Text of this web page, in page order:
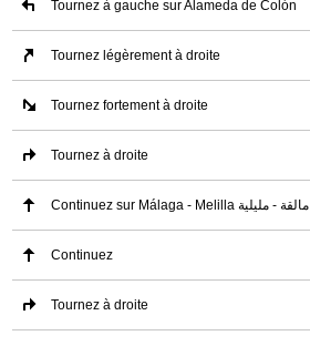
Tournez à gauche sur Alameda de Colón
Tournez légèrement à droite
Tournez fortement à droite
Tournez à droite
Continuez sur Málaga - Melilla مالقة - مليلية
Continuez
Tournez à droite